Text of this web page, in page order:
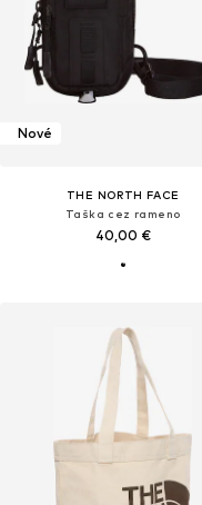
Nové
THE NORTH FACE
Taška cez rameno
40,00 €